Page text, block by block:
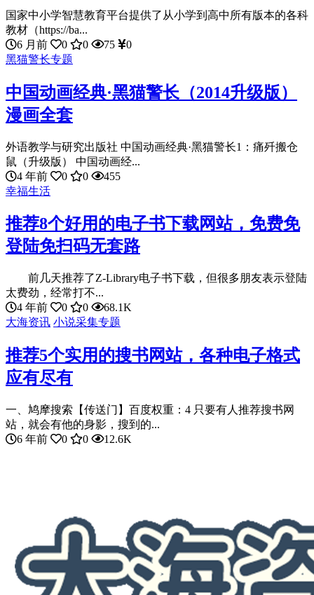
国家中小学智慧教育平台提供了从小学到高中所有版本的各科
教材（https://ba...
6 月前
0 0 75
0
黑猫警长专题
中国动画经典·黑猫警长（2014升级版）
漫画全套
外语教学与研究出版社 中国动画经典·黑猫警长1：痛歼搬仓
鼠（升级版） 中国动画经...
4 年前
0 0
455
幸福生活
推荐8个好用的电子书下载网站，免费免
登陆免扫码无套路
前几天推荐了Z-Library电子书下载，但很多朋友表示登陆
太费劲，经常打不...
4 年前
0 0
68.1K
大海资讯 小说采集专题
推荐5个实用的搜书网站，各种电子格式
应有尽有
一、鸠摩搜索【传送门】百度权重：4 只要有人推荐搜书网
站，就会有他的身影，搜到的...
6 年前
0 0 12.6K